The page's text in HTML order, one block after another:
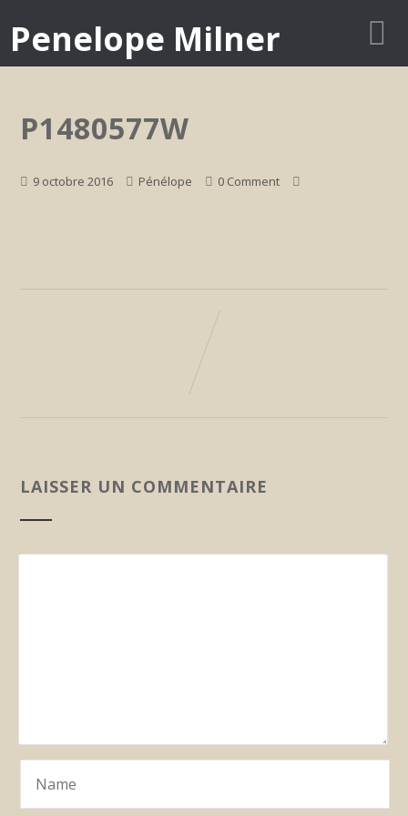
Penelope Milner
P1480577W
9 octobre 2016 Pénélope 0 Comment
LAISSER UN COMMENTAIRE